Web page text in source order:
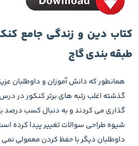
کتاب دین و زندگی جامع
طبقه بندی گاج
همانطور که دانش آموزان و داوطلبان
گذشته اغلب رتبه های برتر کنکور در
گذاری می کردند و به دنبال کسب درصد
شیوه طراحی سوالات تغییر پیدا کرده
داوطلبان دیگر با حفظ کردن معمولی نمی